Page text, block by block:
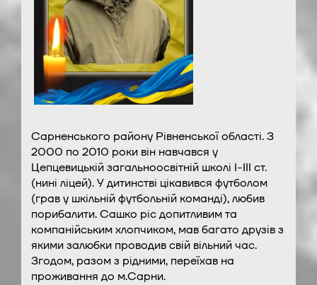
Сарненського району Рівненської області. З
2000 по 2010 роки він навчався у
Цепцевицькій загальноосвітній школі І-ІІІ ст.
(нині ліцей). У дитинстві цікавився футболом
(грав у шкільній футбольній команді), любив
порибалити. Сашко ріс допитливим та
компанійським хлопчиком, мав багато друзів з
якими залюбки проводив свій вільний час.
Згодом, разом з рідними, переїхав на
проживання до м.Сарни.